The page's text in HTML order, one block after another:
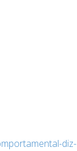
diz-